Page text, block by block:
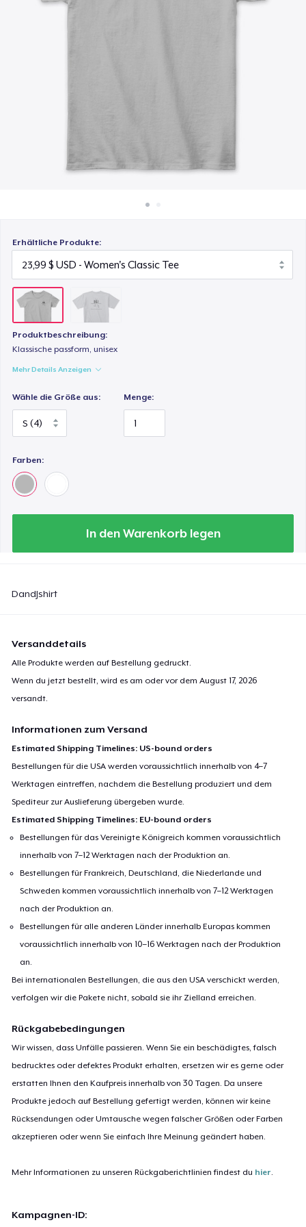
Erhältliche Produkte:
Produktbeschreibung:
Klassische passform, unisex
Mehr Details Anzeigen
Wähle die Größe aus: Menge:
Farben:
In den Warenkorb legen
DandJshirt
Versanddetails
Alle Produkte werden auf Bestellung gedruckt.
Wenn du jetzt bestellt, wird es am oder vor demAugust 17, 2026
versandt.
Informationen zum Versand
Estimated Shipping Timelines: US-bound orders
Bestellungen für die USA werden voraussichtlich innerhalb von 4–7
Werktagen eintreffen, nachdem die Bestellung produziert und dem
Spediteur zur Auslieferung übergeben wurde.
Estimated Shipping Timelines: EU-bound orders
Bestellungen für das Vereinigte Königreich kommen voraussichtlich
innerhalb von 7–12 Werktagen nach der Produktion an.
Bestellungen für Frankreich, Deutschland, die Niederlande und
Schweden kommen voraussichtlich innerhalb von 7–12 Werktagen
nach der Produktion an.
Bestellungen für alle anderen Länder innerhalb Europas kommen
voraussichtlich innerhalb von 10–16 Werktagen nach der Produktion
an.
Bei internationalen Bestellungen, die aus den USA verschickt werden,
verfolgen wir die Pakete nicht, sobald sie ihr Zielland erreichen.
Rückgabebedingungen
Wir wissen, dass Unfälle passieren. Wenn Sie ein beschädigtes, falsch
bedrucktes oder defektes Produkt erhalten, ersetzen wir es gerne oder
erstatten Ihnen den Kaufpreis innerhalb von 30 Tagen. Da unsere
Produkte jedoch auf Bestellung gefertigt werden, können wir keine
Rücksendungen oder Umtausche wegen falscher Größen oder Farben
akzeptieren oder wenn Sie einfach Ihre Meinung geändert haben.
Mehr Informationen zu unseren Rückgaberichtlinien findest du hier.
Kampagnen-ID: